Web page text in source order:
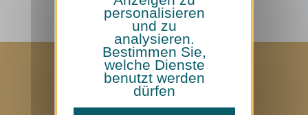
Datenschutz
Cookie-Richtlinie
Impressum
personalisieren
und zu
analysieren.
Bestimmen Sie,
welche Dienste
benutzt werden
dürfen